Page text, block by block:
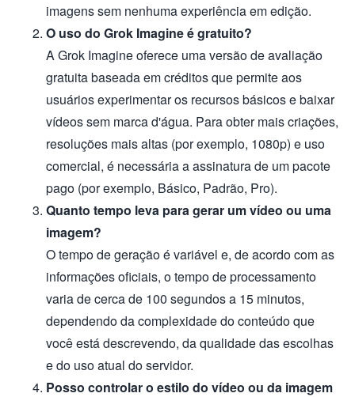
imagens sem nenhuma experiência em edição.
O uso do Grok Imagine é gratuito?
A Grok Imagine oferece uma versão de avaliação
gratuita baseada em créditos que permite aos
usuários experimentar os recursos básicos e baixar
vídeos sem marca d'água. Para obter mais criações,
resoluções mais altas (por exemplo, 1080p) e uso
comercial, é necessária a assinatura de um pacote
pago (por exemplo, Básico, Padrão, Pro).
Quanto tempo leva para gerar um vídeo ou uma
imagem?
O tempo de geração é variável e, de acordo com as
informações oficiais, o tempo de processamento
varia de cerca de 100 segundos a 15 minutos,
dependendo da complexidade do conteúdo que
você está descrevendo, da qualidade das escolhas
e do uso atual do servidor.
Posso controlar o estilo do vídeo ou da imagem